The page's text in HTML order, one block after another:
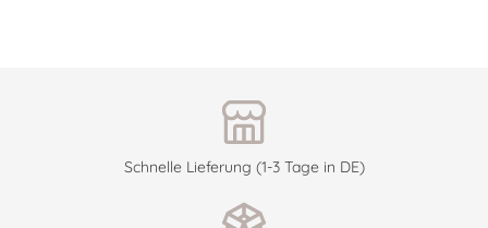
Schnelle Lieferung (1-3 Tage in DE)